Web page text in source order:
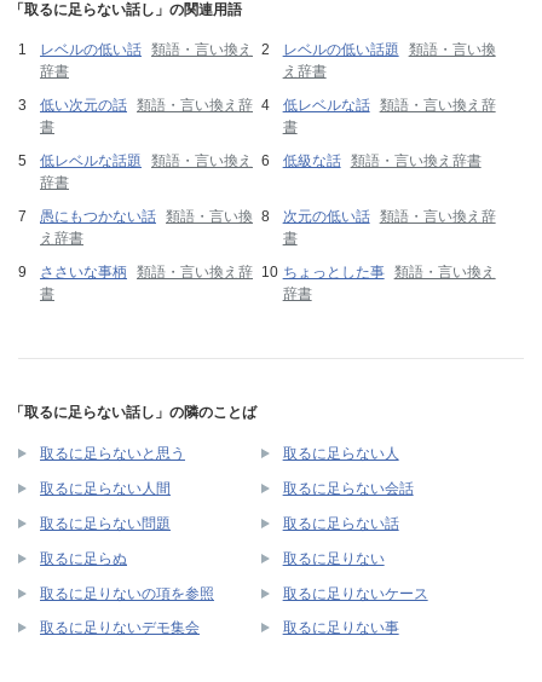
「取るに足らない話し」の関連用語
レベルの低い話 類語・言い換え
辞書
レベルの低い話題
類語・言い換
え辞書
低い次元の話 類語・言い換え辞
書
低レベルな話 類語・言い換え辞
書
低レベルな話題
類語・言い換え
辞書
低級な話 類語・言い換え辞書
愚にもつかない話 類語・言い換
え辞書
次元の低い話 類語・言い換え辞
書
ささいな事柄 類語・言い換え辞
書
ちょっとした事 類語・言い換え
辞書
「取るに足らない話し」の隣のことば
取るに足らないと思う 取るに足らない人
取るに足らない人間 取るに足らない会話
取るに足らない問題 取るに足らない話
取るに足らぬ 取るに足りない
取るに足りないの項を参照 取るに足りないケース
取るに足りないデモ集会 取るに足りない事